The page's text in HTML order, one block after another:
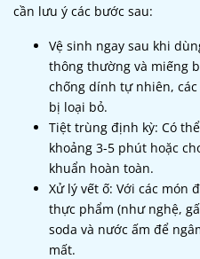
cần lưu ý các bước sau:
Vệ sinh ngay sau khi
thông thường và miếng
chống dính tự nhiên,
bị loại bỏ.
Tiệt trùng định kỳ: Có
khoảng 3-5 phút hoặc
khuẩn hoàn toàn.
Xử lý vết ố: Với các món
thực phẩm (như nghệ,
soda và nước ấm để
mất.